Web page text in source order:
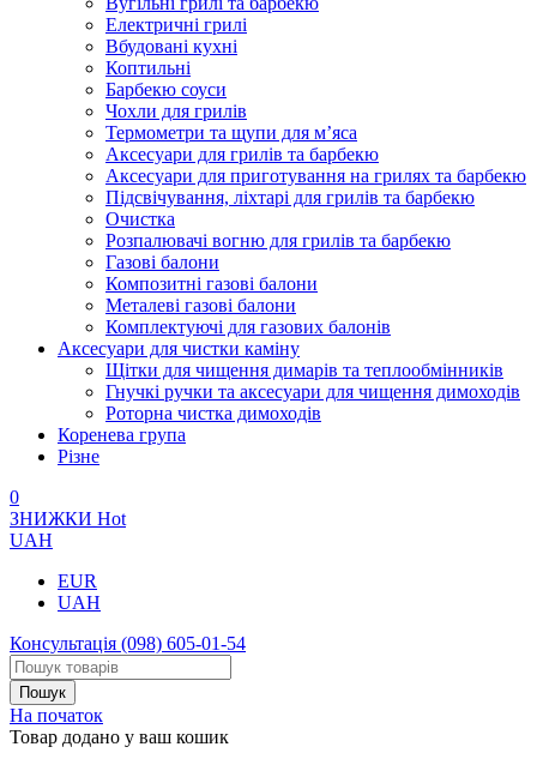
Електричні грилі
Вбудовані кухні
Коптильні
Барбекю соуси
Чохли для грилів
Термометри та щупи для м’яса
Аксесуари для грилів та барбекю
Аксесуари для приготування на грилях та барбекю
Підсвічування, ліхтарі для грилів та барбекю
Очистка
Розпалювачі вогню для грилів та барбекю
Газові балони
Композитні газові балони
Металеві газові балони
Комплектуючі для газових балонів
Аксесуари для чистки каміну
Щітки для чищення димарів та теплообмінників
Гнучкі ручки та аксесуари для чищення димоходів
Роторна чистка димоходів
Коренева група
Різне
0
ЗНИЖКИ Hot
UAH
EUR
UAH
Консультація (098) 605-01-54
На початок
Товар додано у ваш кошик